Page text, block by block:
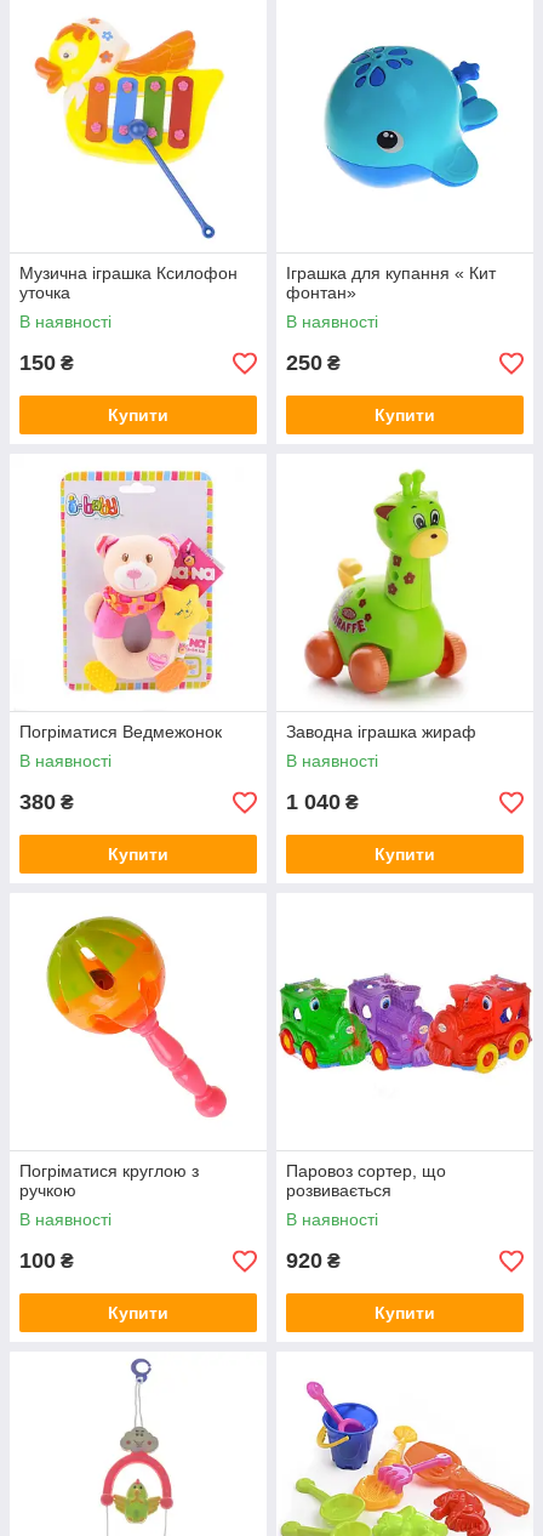
Музична іграшка Ксилофон
уточка
В наявності
150 ₴
Купити
Іграшка для купання « Кит
фонтан»
В наявності
250 ₴
Купити
Погріматися Ведмежонок
В наявності
380 ₴
Купити
Заводна іграшка жираф
В наявності
1 040 ₴
Купити
Погріматися круглою з
ручкою
В наявності
100 ₴
Купити
Паровоз сортер, що
розвивається
В наявності
920 ₴
Купити